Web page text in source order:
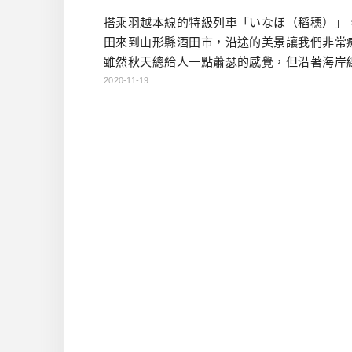
搭乘羽越本線的特級列車「いなほ（稻穗）」
田來到山形縣酒田市，沿途的美景讓我們非常
雖然秋天總給人一點蕭瑟的感覺，但沿著海岸
南下的電車之旅，就完全另當別論了！ 到了酒
2020-11-19